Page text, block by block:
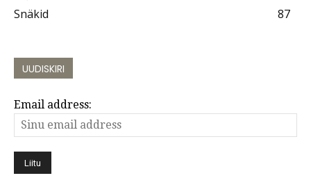
Snäkid
87
UUDISKIRI
Email address: